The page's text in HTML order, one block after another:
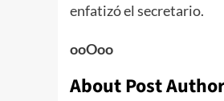
enfatizó el secretario.
ooOoo
About Post